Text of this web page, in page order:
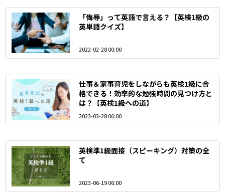
「侮辱」って英語で言える？【英検1級の
英単語クイズ】
2022-02-28 00:00
仕事＆家事育児をしながらも英検1級に合
格できる！効率的な勉強時間の見つけ方と
は？【英検1級への道】
2023-03-28 06:00
英検準1級面接（スピーキング）対策の全
て
2023-06-19 06:00